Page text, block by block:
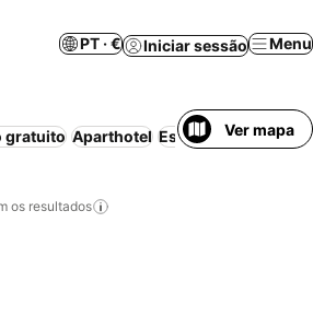
PT · € Iniciar sessão Menu
gratuito Aparthotel Estacionamento
Ver mapa
os resultados